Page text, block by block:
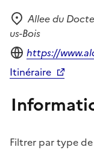
Adresse
Allee du
us-Bois
Site internet
https://
Itinéraire
Filtrer par type